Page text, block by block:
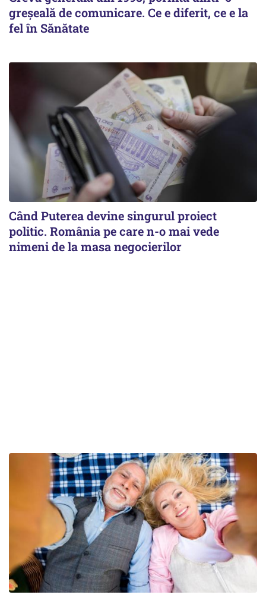
greșeală de comunicare. Ce e diferit, ce e la
fel în Sănătate
Când Puterea devine singurul proiect
politic. România pe care n-o mai vede
nimeni de la masa negocierilor